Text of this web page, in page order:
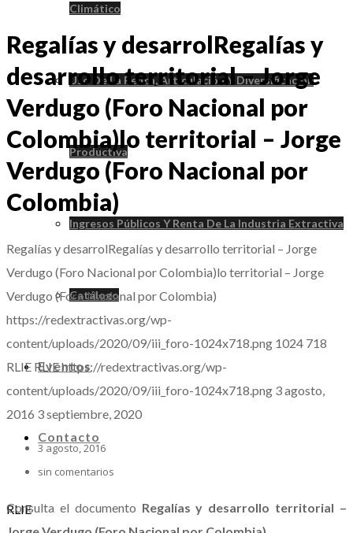
RLIE
Climático
Uso De La Renta, Articulación Y Diversificación
Productiva
Ingresos Públicos Y Renta De La Industria Extractiva
Catálogo
Eventos
Contacto
Regalías y desarrolRegalías y
desarrollo territorial – Jorge
Verdugo (Foro Nacional por
Colombia)lo territorial – Jorge
Verdugo (Foro Nacional por
Colombia)
Regalías y desarrolRegalías y desarrollo territorial – Jorge
Verdugo (Foro Nacional por Colombia)lo territorial – Jorge
Verdugo (Foro Nacional por Colombia)
https://redextractivas.org/wp-
content/uploads/2020/09/iii_foro-1024x718.png 1024 718
RLIE RLIEhttps://redextractivas.org/wp-
content/uploads/2020/09/iii_foro-1024x718.png 3 agosto,
2016 3 septiembre, 2020
3 agosto, 2016
sin comentarios
Consulta el documento Regalías y desarrollo territorial –